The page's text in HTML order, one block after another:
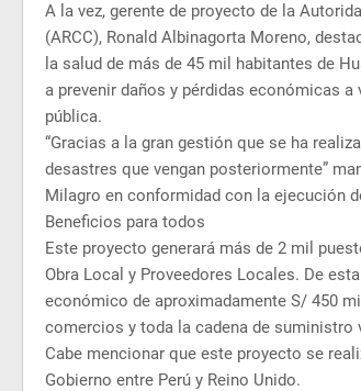
A la vez, gerente de proyecto de la
(ARCC), Ronald Albinagorta Moreno,
la salud de más de 45 mil habitantes de
a prevenir daños y pérdidas económicas
pública.
“Gracias a la gran gestión que se ha
desastres que vengan posteriormente”
Milagro en conformidad con la ejecución
Beneficios para todos
Este proyecto generará más de 2 mil
Obra Local y Proveedores Locales. De
económico de aproximadamente S/ 450
comercios y toda la cadena de suministro
Cabe mencionar que este proyecto se
Gobierno entre Perú y Reino Unido.